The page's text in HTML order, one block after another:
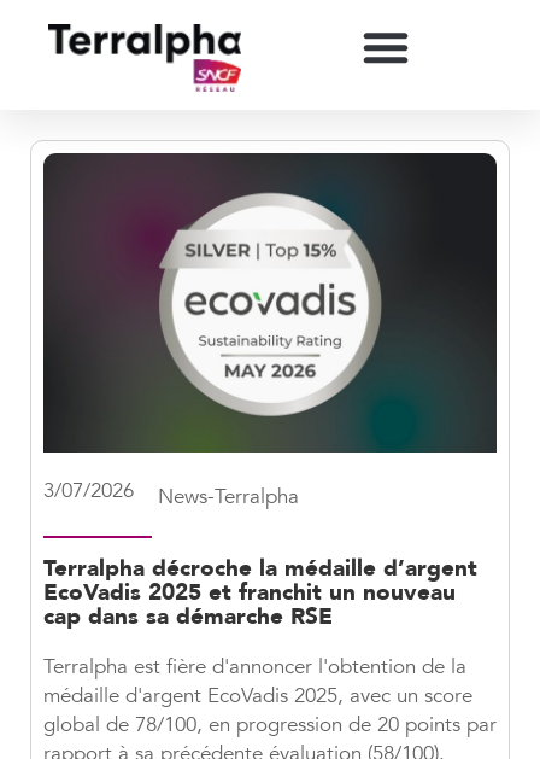
3/07/2026 News-Terralpha
Terralpha décroche la médaille d’argent
EcoVadis 2025 et franchit un nouveau
cap dans sa démarche RSE
Terralpha est fière d'annoncer l'obtention de la
médaille d'argent EcoVadis 2025, avec un score
global de 78/100, en progression de 20 points par